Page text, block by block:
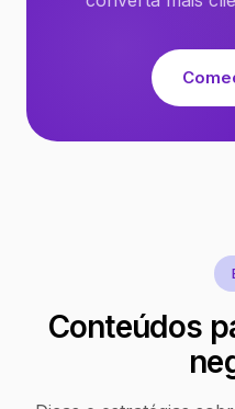
Conteúdos